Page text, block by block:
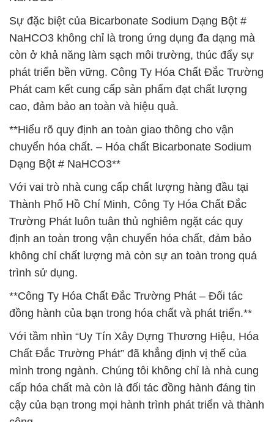
Sự đặc biệt của Bicarbonate Sodium Dạng Bột #
NaHCO3 không chỉ là trong ứng dụng đa dạng mà
còn ở khả năng làm sạch môi trường, thúc đẩy sự
phát triển bền vững. Công Ty Hóa Chất Đắc Trường
Phát cam kết cung cấp sản phẩm đạt chất lượng
cao, đảm bảo an toàn và hiệu quả.
**Hiểu rõ quy định an toàn giao thông cho vận
chuyển hóa chất. – Hóa chất Bicarbonate Sodium
Dạng Bột # NaHCO3**
Với vai trò nhà cung cấp chất lượng hàng đầu tại
Thành Phố Hồ Chí Minh, Công Ty Hóa Chất Đắc
Trường Phát luôn tuân thủ nghiêm ngặt các quy
định an toàn trong vận chuyển hóa chất, đảm bảo
không chỉ chất lượng mà còn sự an toàn trong quá
trình sử dụng.
**Công Ty Hóa Chất Đắc Trường Phát – Đối tác
đồng hành của bạn trong hóa chất và phát triển.**
Với tầm nhìn “Uy Tín Xây Dựng Thương Hiệu, Hóa
Chất Đắc Trường Phát” đã khẳng định vị thế của
mình trong ngành. Chúng tôi không chỉ là nhà cung
cấp hóa chất mà còn là đối tác đồng hành đáng tin
cậy của bạn trong mọi hành trình phát triển và thành